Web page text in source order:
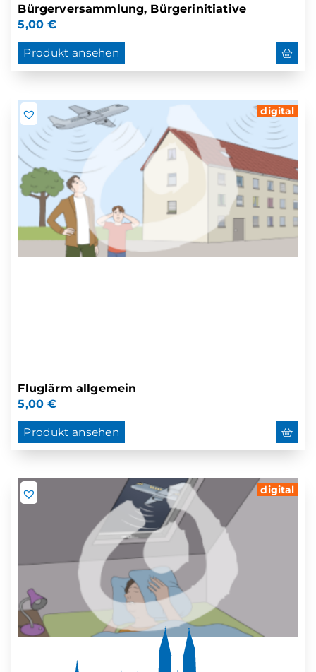
Bürgerversammlung, Bürgerinitiative
5,00€
Produkt ansehen
digital
Fluglärm allgemein
5,00€
Produkt ansehen
digital